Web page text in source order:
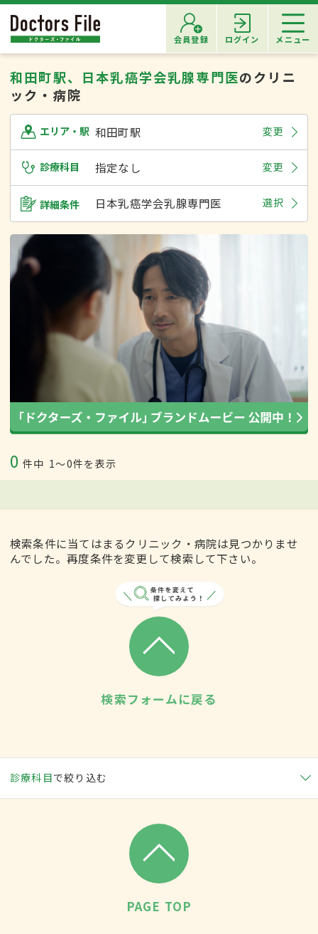
会員登録 ログイン メニュー
和田町駅、日本乳癌学会乳腺専門医のクリニ
ック・病院
エリア・駅 和田町駅 変更
診療科目 指定なし 変更
詳細条件 日本乳癌学会乳腺専門医 選択
0 件中 1〜0件を表示
検索条件に当てはまるクリニック・病院は見つかりませ
んでした。再度条件を変更して検索して下さい。
検索フォームに戻る
診療科目で絞り込む
PAGE TOP